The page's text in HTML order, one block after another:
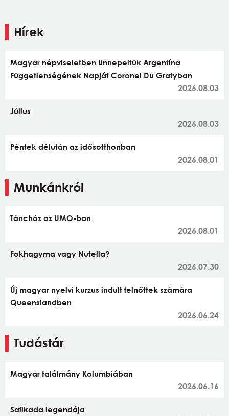
Hírek
Magyar népviseletben ünnepeltük Argentína
Függetlenségének Napját Coronel Du Gratyban
2026.08.03
Július
2026.08.03
Péntek délután az idősotthonban
2026.08.01
Munkánkról
Táncház az UMO-ban
2026.08.01
Fokhagyma vagy Nutella?
2026.07.30
Új magyar nyelvi kurzus indult felnőttek számára
Queenslandben
2026.06.24
Tudástár
Magyar találmány Kolumbiában
2026.06.16
Safikada legendája